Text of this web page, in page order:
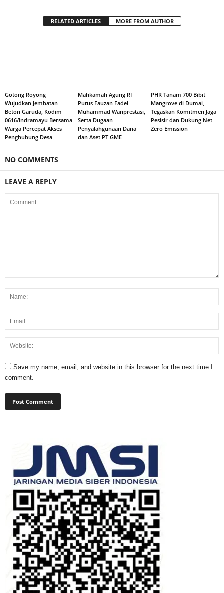
RELATED ARTICLES MORE FROM AUTHOR
Gotong Royong
Wujudkan Jembatan
Beton Garuda, Kodim
0616/Indramayu Bersama
Warga Percepat Akses
Penghubung Desa
Mahkamah Agung RI
Putus Fauzan Fadel
Muhammad Wanprestasi,
Serta Dugaan
Penyalahgunaan Dana
dan Aset PT GME
PHR Tanam 700 Bibit
Mangrove di Dumai,
Tegaskan Komitmen Jaga
Pesisir dan Dukung Net
Zero Emission
NO COMMENTS
LEAVE A REPLY
Save my name, email, and website in this browser for the next time I
comment.